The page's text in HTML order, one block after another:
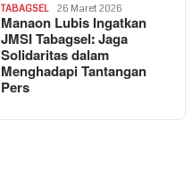
TABAGSEL 26 Maret 2026
Manaon Lubis Ingatkan
JMSI Tabagsel: Jaga
Solidaritas dalam
Menghadapi Tantangan
Pers